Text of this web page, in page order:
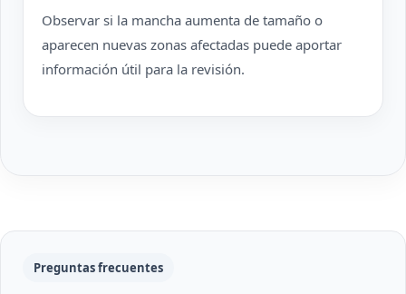
Observar si la mancha aumenta de tamaño o
aparecen nuevas zonas afectadas puede aportar
información útil para la revisión.
Preguntas frecuentes